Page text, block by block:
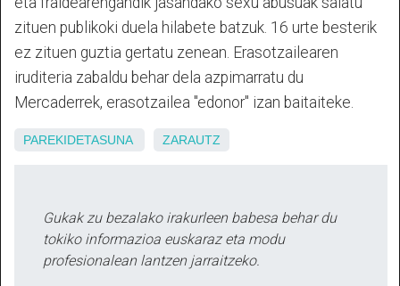
zituen publikoki duela hilabete batzuk. 16 urte besterik
ez zituen guztia gertatu zenean. Erasotzailearen
iruditeria zabaldu behar dela azpimarratu du
Mercaderrek, erasotzailea "edonor" izan baitaiteke.
PAREKIDETASUNA ZARAUTZ
Gukak zu bezalako irakurleen babesa behar du
tokiko informazioa euskaraz eta modu
profesionalean lantzen jarraitzeko.